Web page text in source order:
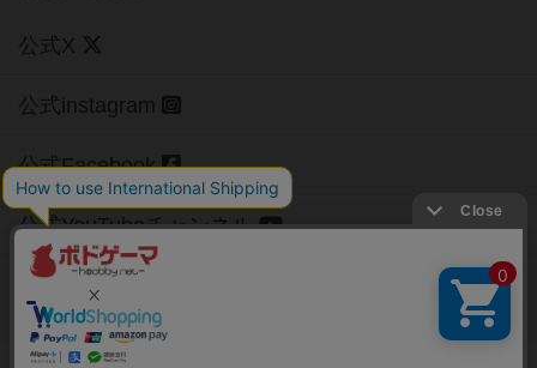
公式X
公式instagram
公式Facebook
公式YouTubeチャンネル